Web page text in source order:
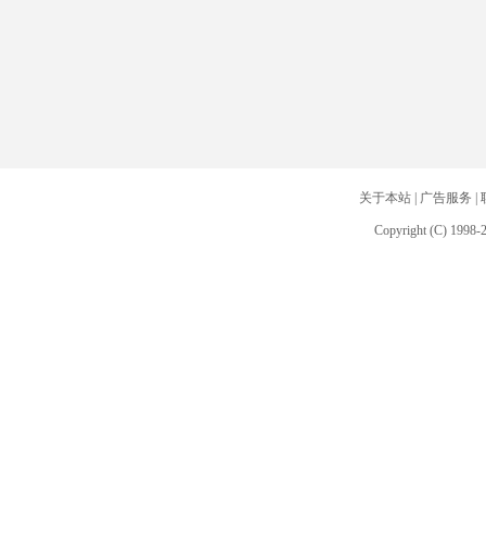
关于本站| 广告服务
Copyright (C) 1998-